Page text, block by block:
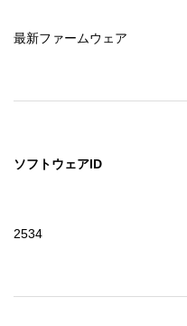
最新ファームウェア
ソフトウェアID
2534